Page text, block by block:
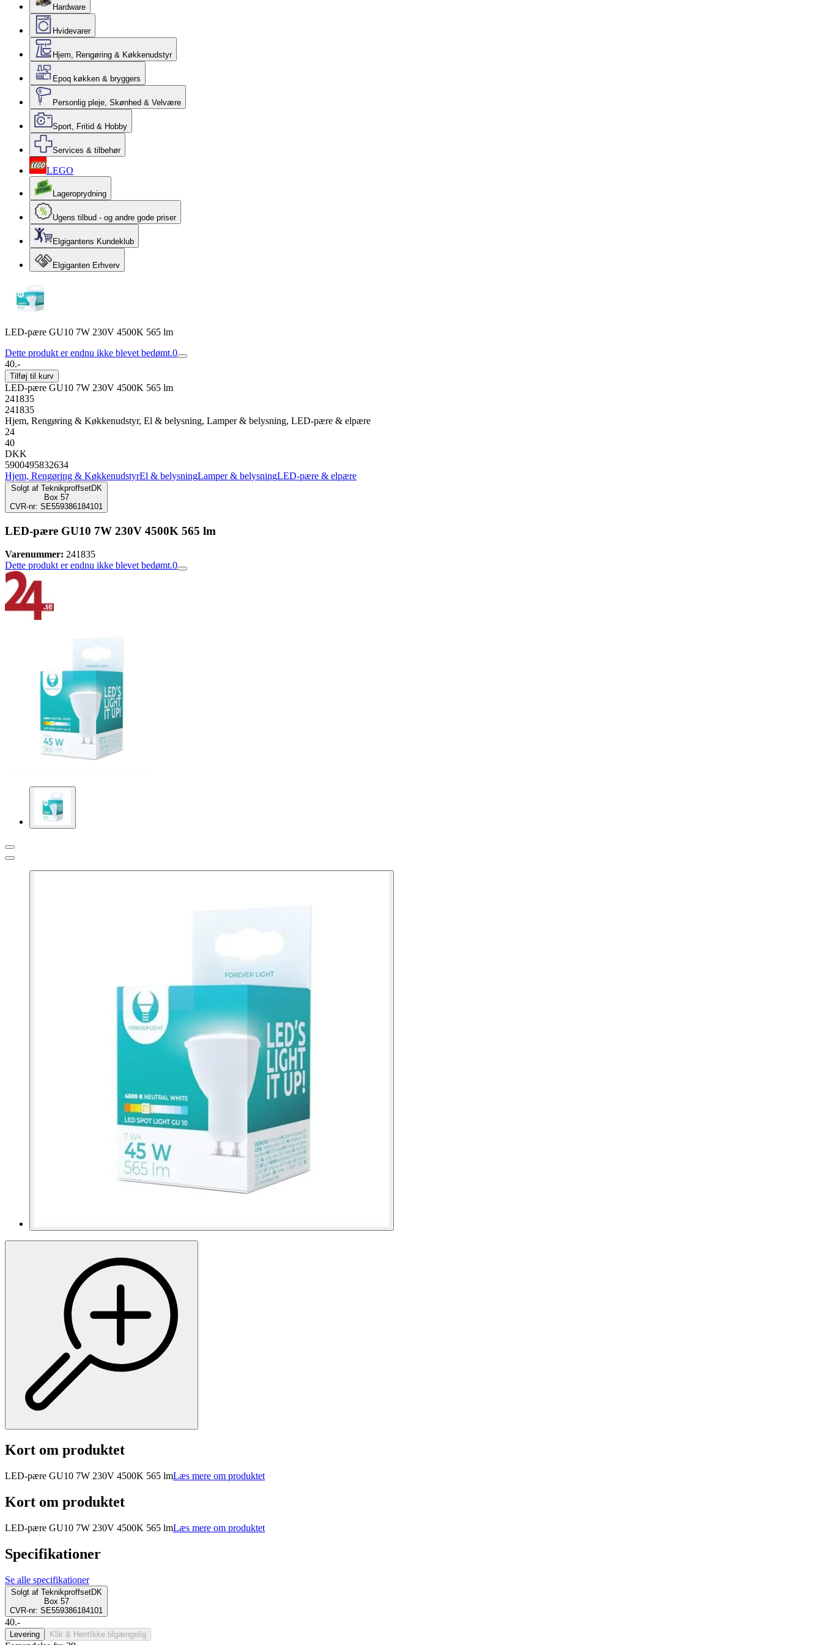
Hardware
Hvidevarer
Hjem, Rengøring & Køkkenudstyr
Epoq køkken & bryggers
Personlig pleje, Skønhed & Velvære
Sport, Fritid & Hobby
Services & tilbehør
LEGO
Lageroprydning
Ugens tilbud - og andre gode priser
Elgigantens Kundeklub
Elgiganten Erhverv
LED-pære GU10 7W 230V 4500K 565 lm
Dette produkt er endnu ikke blevet bedømt.0
40.-
Tilføj til kurv
LED-pære GU10 7W 230V 4500K 565 lm
241835
241835
Hjem, Rengøring & Køkkenudstyr, El & belysning, Lamper & belysning, LED-pære & elpære
24
40
DKK
5900495832634
Hjem, Rengøring & KøkkenudstyrEl & belysningLamper & belysningLED-pære & elpære
Solgt af TeknikproffsetDK
Box 57
CVR-nr: SE559386184101
LED-pære GU10 7W 230V 4500K 565 lm
Varenummer: 241835
Dette produkt er endnu ikke blevet bedømt.0
Kort om produktet
LED-pære GU10 7W 230V 4500K 565 lmLæs mere om produktet
Kort om produktet
LED-pære GU10 7W 230V 4500K 565 lmLæs mere om produktet
Specifikationer
Se alle specifikationer
Solgt af TeknikproffsetDK
Box 57
CVR-nr: SE559386184101
40.-
Levering Klik & Hent Ikke tilgængelig